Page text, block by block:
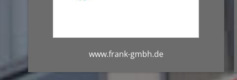
www.frank-gmbh.de